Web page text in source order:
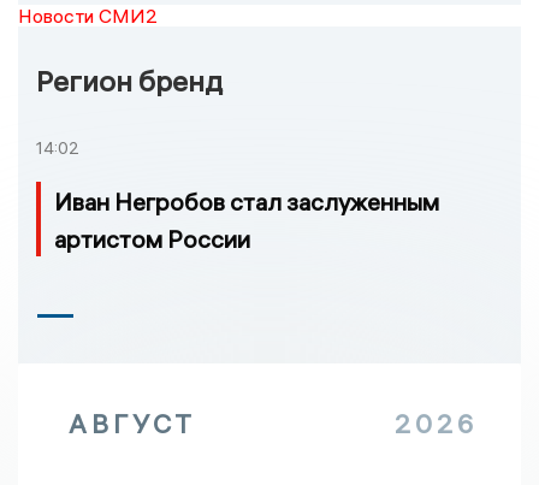
Новости СМИ2
Регион бренд
14:02
Иван Негробов стал заслуженным
артистом России
АВГУСТ 2026